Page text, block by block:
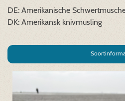
DE: Amerikanische
DK: Amerikansk knivmusling